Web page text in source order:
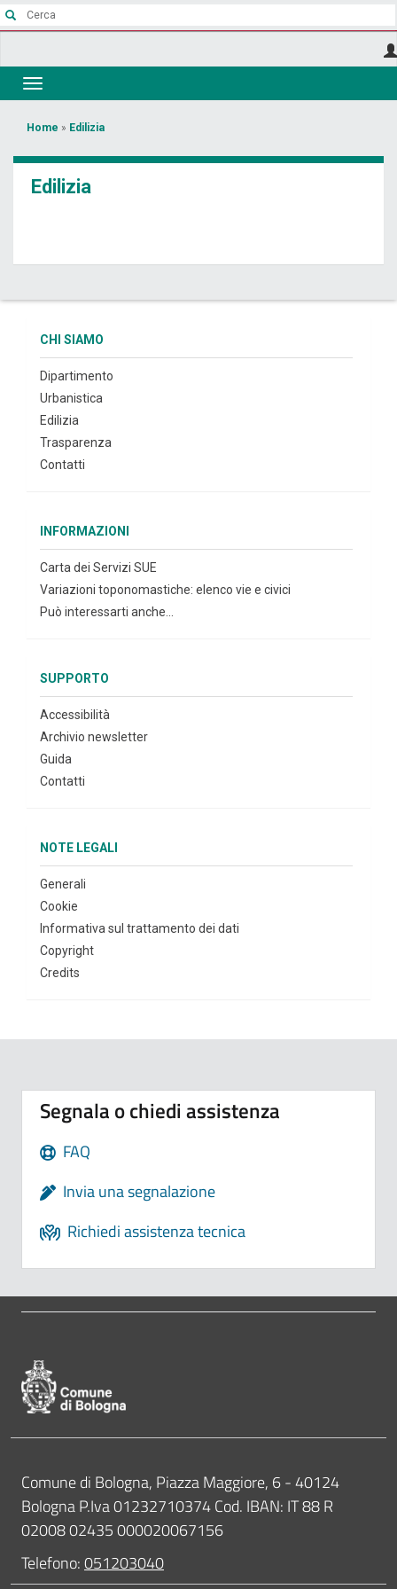
Salta
Toggle
navigation
Tu
sei
qui
Home » Edilizia
Edilizia
CHI SIAMO
Dipartimento
Urbanistica
Edilizia
Trasparenza
Contatti
INFORMAZIONI
Carta dei Servizi SUE
Variazioni toponomastiche: elenco vie e civici
Può interessarti anche...
SUPPORTO
Accessibilità
Archivio newsletter
Guida
Contatti
NOTE LEGALI
Generali
Cookie
Informativa sul trattamento dei dati
Copyright
Credits
Segnala o chiedi assistenza
FAQ
Invia una segnalazione
Richiedi assistenza tecnica
Contatti
Comune di Bologna, Piazza Maggiore, 6 - 40124
Bologna P.Iva 01232710374 Cod. IBAN: IT 88 R
02008 02435 000020067156
Telefono:051203040